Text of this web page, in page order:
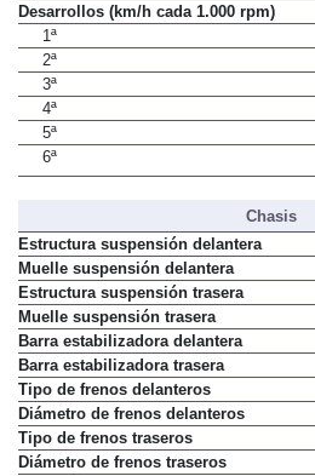
Desarrollos (km/h cada 1.000 rpm)
1ª
2ª
3ª
4ª
5ª
6ª
Chasis
Estructura suspensión delantera
Muelle suspensión delantera
Estructura suspensión trasera
Muelle suspensión trasera
Barra estabilizadora delantera
Barra estabilizadora trasera
Tipo de frenos delanteros
Diámetro de frenos delanteros
Tipo de frenos traseros
Diámetro de frenos traseros